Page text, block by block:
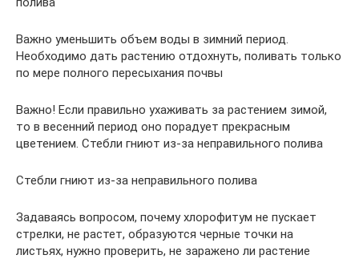
Важно уменьшить объем воды в зимний период.
Необходимо дать растению отдохнуть, поливать только
по мере полного пересыхания почвы
Важно! Если правильно ухаживать за растением зимой,
то в весенний период оно порадует прекрасным
цветением. Стебли гниют из-за неправильного полива
Стебли гниют из-за неправильного полива
Задаваясь вопросом, почему хлорофитум не пускает
стрелки, не растет, образуются черные точки на
листьях, нужно проверить, не заражено ли растение